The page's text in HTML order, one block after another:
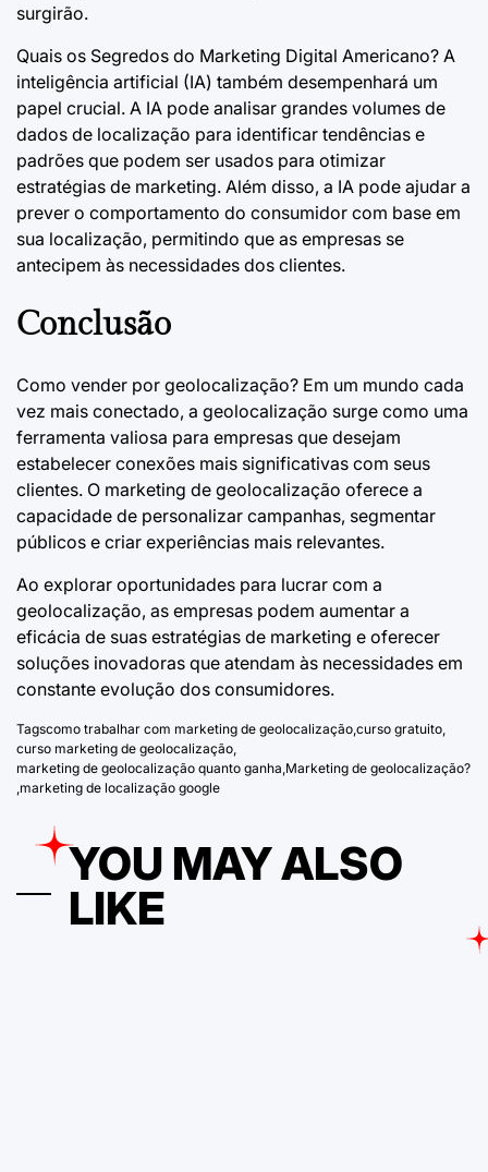
surgirão.
Quais os Segredos do Marketing Digital Americano? A
inteligência artificial (IA) também desempenhará um
papel crucial. A IA pode analisar grandes volumes de
dados de localização para identificar tendências e
padrões que podem ser usados para otimizar
estratégias de marketing. Além disso, a IA pode ajudar a
prever o comportamento do consumidor com base em
sua localização, permitindo que as empresas se
antecipem às necessidades dos clientes.
Conclusão
Como vender por geolocalização? Em um mundo cada
vez mais conectado, a geolocalização surge como uma
ferramenta valiosa para empresas que desejam
estabelecer conexões mais significativas com seus
clientes. O marketing de geolocalização oferece a
capacidade de personalizar campanhas, segmentar
públicos e criar experiências mais relevantes.
Ao explorar oportunidades para lucrar com a
geolocalização, as empresas podem aumentar a
eficácia de suas estratégias de marketing e oferecer
soluções inovadoras que atendam às necessidades em
constante evolução dos consumidores.
Tagscomo trabalhar com marketing de geolocalização curso gratuito
curso marketing de geolocalização
marketing de geolocalização quanto ganha Marketing de geolocalização?
marketing de localização google
YOU MAY ALSO
LIKE